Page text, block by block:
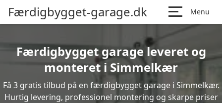
Færdigbygget-garage.dk Menu
Færdigbygget garage leveret og
monteret i Simmelkær
Få 3 gratis tilbud på en færdigbygget garage i Simmelkær.
Hurtig levering, professionel montering og skarpe priser